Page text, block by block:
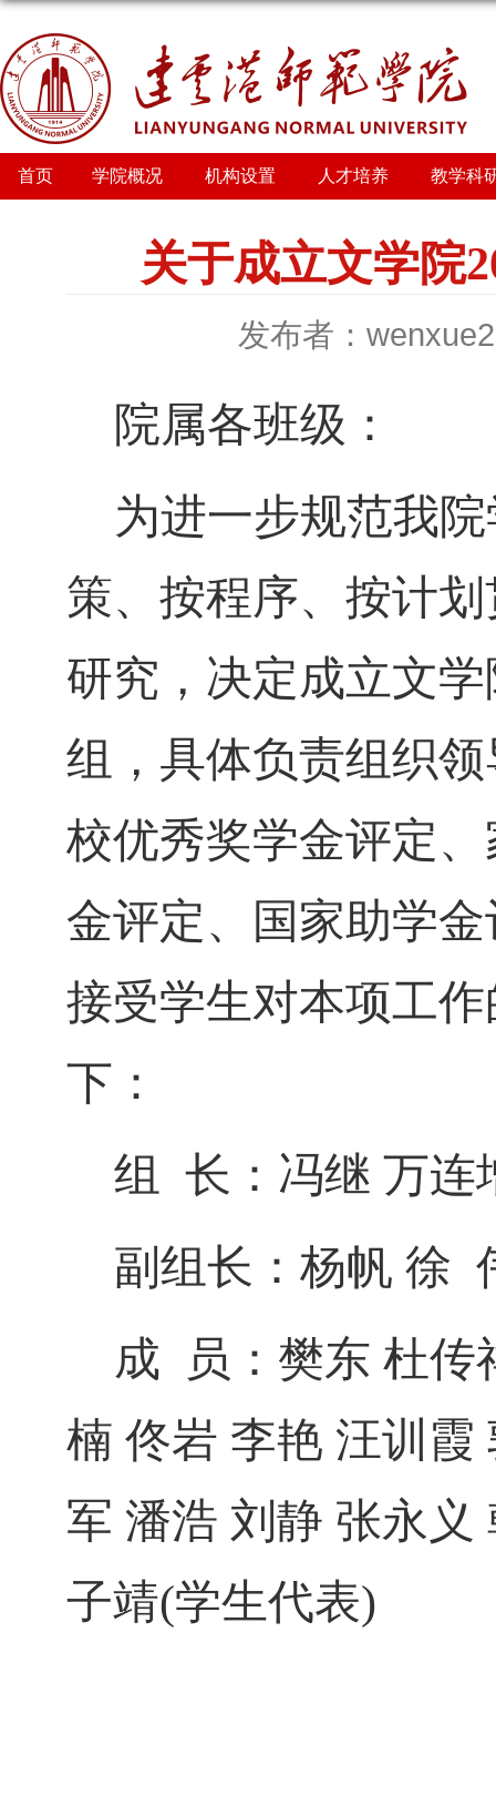
首页 学院概况 机构设置 人才培养 教学科
关于成立文学院
发布者：wenxue2
院属各班级：
为进一步规范我
策、按程序、按计
研究，决定成立文学
组，具体负责组织
校优秀奖学金评定
金评定、国家助学
接受学生对本项工
下：
组 长：冯继 万连
副组长：杨帆 徐
成
员：樊东 杜传
楠 佟岩 李艳 汪训霞
军 潘浩 刘 静 张永义
子靖(学生代表)